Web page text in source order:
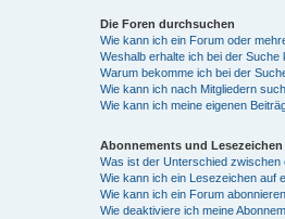
Die Foren durchsuchen
Wie kann ich ein Forum oder
Weshalb erhalte ich bei der Suche
Warum bekomme ich bei der
Wie kann ich nach Mitgliedern
Wie kann ich meine eigenen
Abonnements und Lesezeichen
Was ist der Unterschied zwischen
Wie kann ich ein Lesezeichen auf
Wie kann ich ein Forum
Wie deaktiviere ich meine